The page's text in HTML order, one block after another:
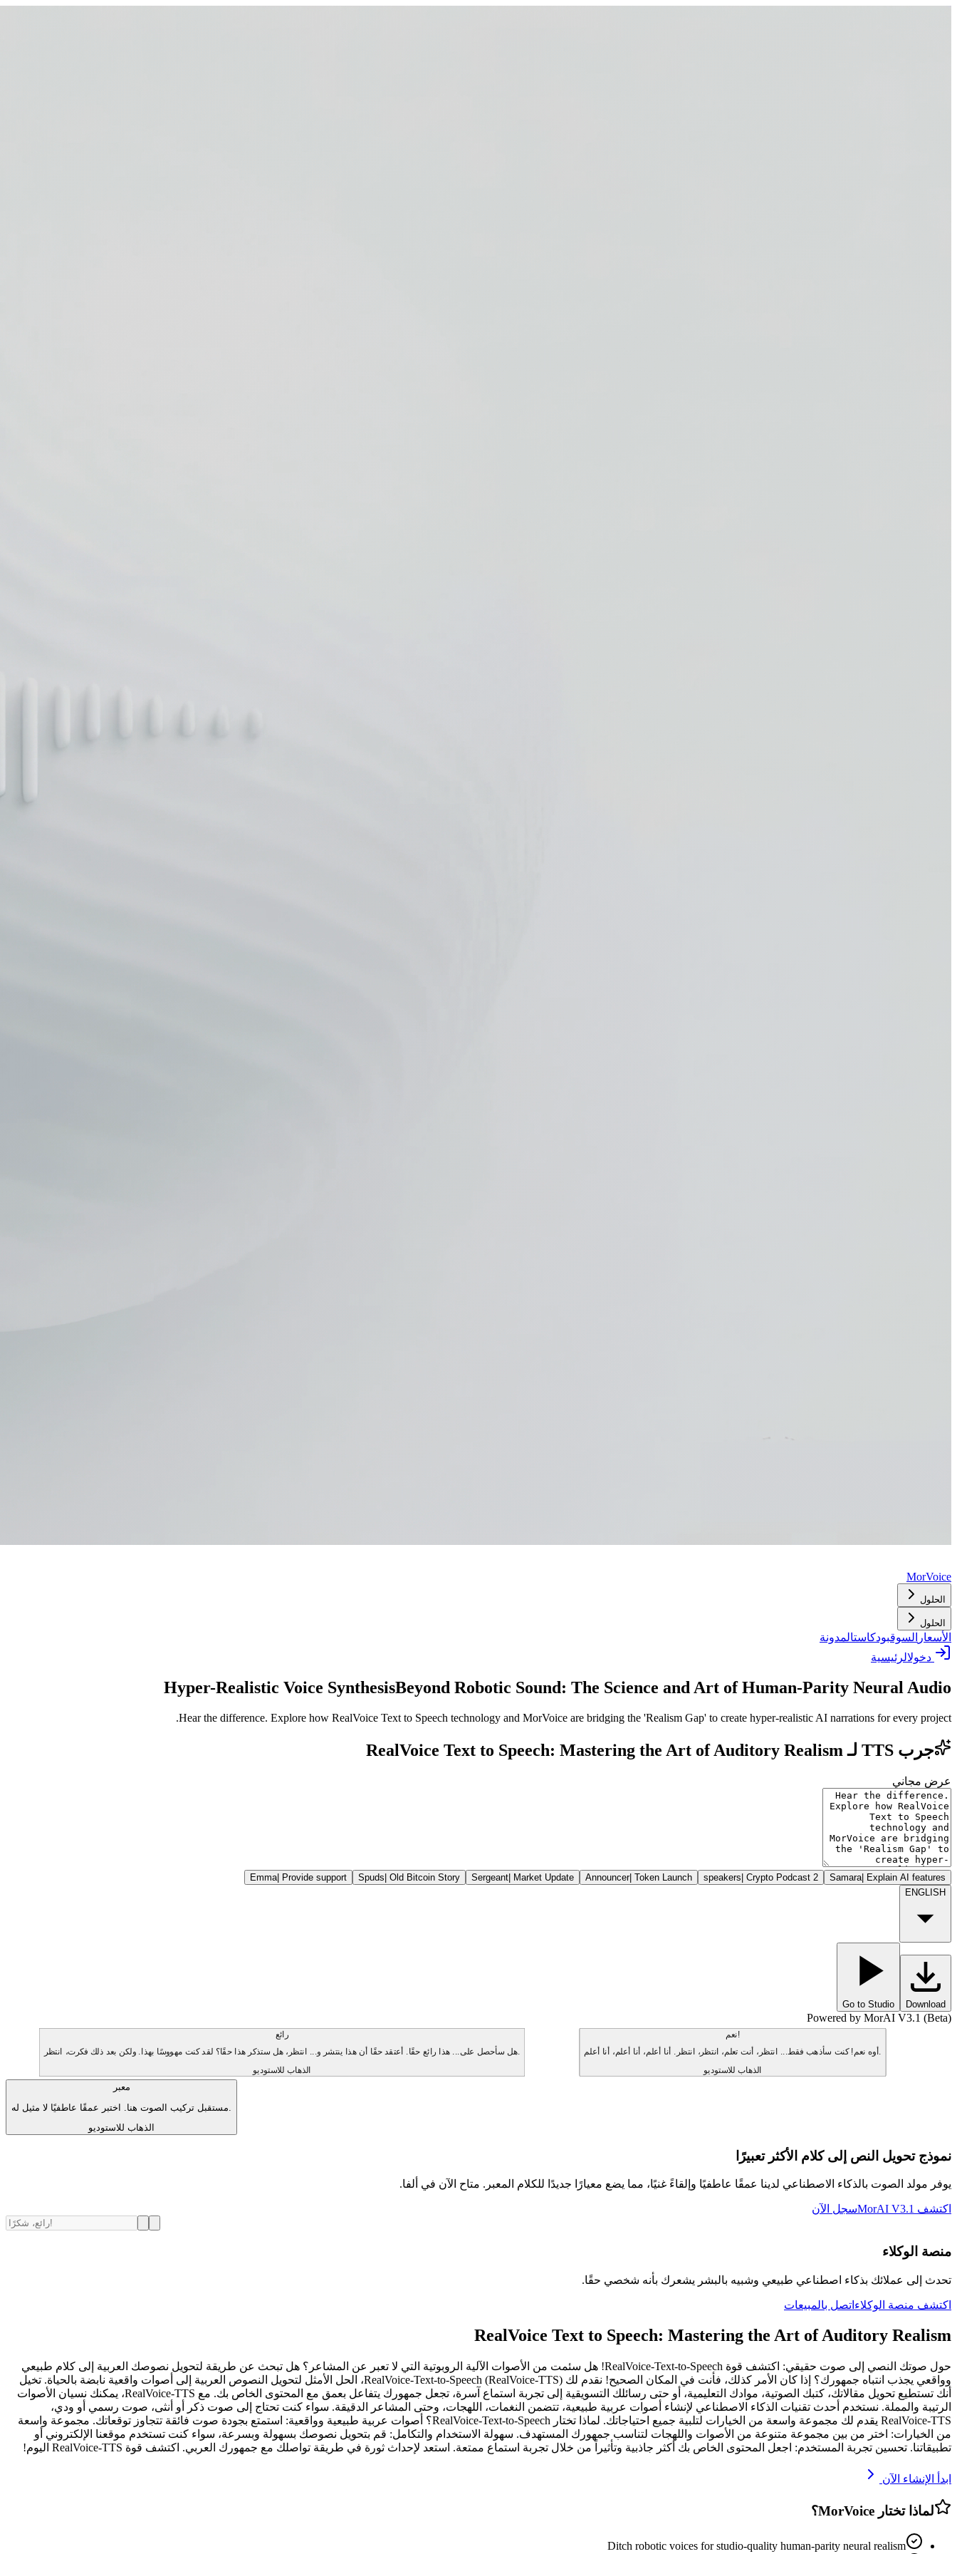
MorVoice
الحلول
الحلول
الأسعار السوقبودكاستالمدونة
دخولالرئيسية
Hyper-Realistic Voice SynthesisBeyond Robotic Sound: The Science and Art of Human-Parity Neural Audio
Hear the difference. Explore how RealVoice Text to Speech technology and MorVoice are bridging the 'Realism Gap' to create hyper-realistic AI narrations for every project.
جرب TTS لـ RealVoice Text to Speech: Mastering the Art of Auditory Realism
عرض مجاني
Samara| Explain AI features
2 speakers
| Crypto Podcast
Announcer| Token Launch
Sergeant| Market Update
Spuds| Old Bitcoin Story
Emma| Provide support
ENGLISH
Download
Go to Studio
Powered by MorAI V3.1 (Beta)
رائع
هل سأحصل على... هذا رائع حقًا. أعتقد حقًا أن هذا ينتشر و... انتظر، هل ستذكر هذا حقًا؟ لقد كنت مهووسًا بهذا. ولكن بعد ذلك فكرت، انتظر.
الذهاب للاستوديو
نعم!
أوه نعم! كنت سأذهب فقط... انتظر، أنت تعلم، انتظر، انتظر. أنا أعلم، أنا أعلم، أنا أعلم.
الذهاب للاستوديو
معبر
الذهاب للاستوديو
نموذج تحويل النص إلى كلام الأكثر تعبيرًا
يوفر مولد الصوت بالذكاء الاصطناعي لدينا عمقًا عاطفيًا وإلقاءً غنيًا، مما يضع معيارًا جديدًا للكلام المعبر. متاح الآن في ألفا.
اكتشف MorAI V3.1 سجل الآن
منصة الوكلاء
تحدث إلى عملائك بذكاء اصطناعي طبيعي وشبيه بالبشر يشعرك بأنه شخصي حقًا.
اكتشف منصة الوكلاء اتصل بالمبيعات
RealVoice Text to Speech: Mastering the Art of Auditory Realism
حول صوتك النصي إلى صوت حقيقي: اكتشف قوة RealVoice-Text-to-Speech! هل سئمت من الأصوات الآلية الروبوتية التي لا تعبر عن المشاعر؟ هل تبحث عن طريقة لتحويل نصوصك العربية إلى كلام طبيعي
وواقعي يجذب انتباه جمهورك؟ إذا كان الأمر كذلك، فأنت في المكان الصحيح! نقدم لك RealVoice-Text-to-Speech (RealVoice-TTS)، الحل الأمثل لتحويل النصوص العربية إلى أصوات واقعية نابضة بالحياة. تخيل
أنك تستطيع تحويل مقالاتك، كتبك الصوتية، موادك التعليمية، أو حتى رسائلك التسويقية إلى تجربة استماع آسرة، تجعل جمهورك يتفاعل بعمق مع المحتوى الخاص بك. مع RealVoice-TTS، يمكنك نسيان الأصوات
الرتيبة والمملة. نستخدم أحدث تقنيات الذكاء الاصطناعي لإنشاء أصوات عربية طبيعية، تتضمن النغمات، اللهجات، وحتى المشاعر الدقيقة. سواء كنت تحتاج إلى صوت ذكر أو أنثى، صوت رسمي أو ودي،
RealVoice-TTS يقدم لك مجموعة واسعة من الخيارات لتلبية جميع احتياجاتك. لماذا تختار RealVoice-Text-to-Speech؟ أصوات عربية طبيعية وواقعية: استمتع بجودة صوت فائقة تتجاوز توقعاتك. مجموعة واسعة
من الخيارات: اختر من بين مجموعة متنوعة من الأصوات واللهجات لتناسب جمهورك المستهدف. سهولة الاستخدام والتكامل: قم بتحويل نصوصك بسهولة وبسرعة، سواء كنت تستخدم موقعنا الإلكتروني أو
تطبيقاتنا. تحسين تجربة المستخدم: اجعل المحتوى الخاص بك أكثر جاذبية وتأثيراً من خلال تجربة استماع ممتعة. استعد لإحداث ثورة في طريقة تواصلك مع جمهورك العربي. اكتشف قوة RealVoice-TTS اليوم!
ابدأ الإنشاء الآن
لماذا تختار MorVoice؟
Ditch robotic voices for studio-quality human-parity neural realism